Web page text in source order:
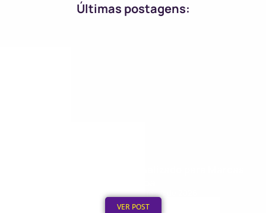
Últimas postagens:
Publicado em: 9 de agosto de 2026
VER POST